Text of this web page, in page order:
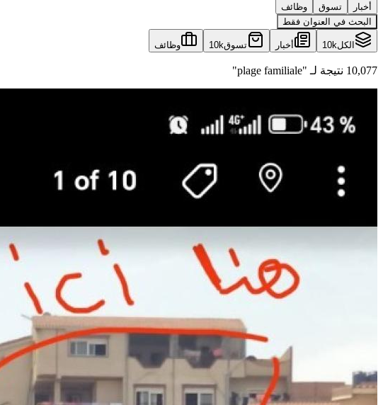
أخبار تسوق
وظائف
البحث في العنوان فقط
الكل10k أخبار تسوق10k وظائف
10,077 نتيجة لـ "plage familiale"